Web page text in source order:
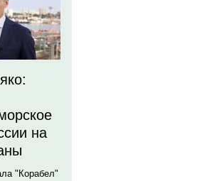
на
"Корабел"